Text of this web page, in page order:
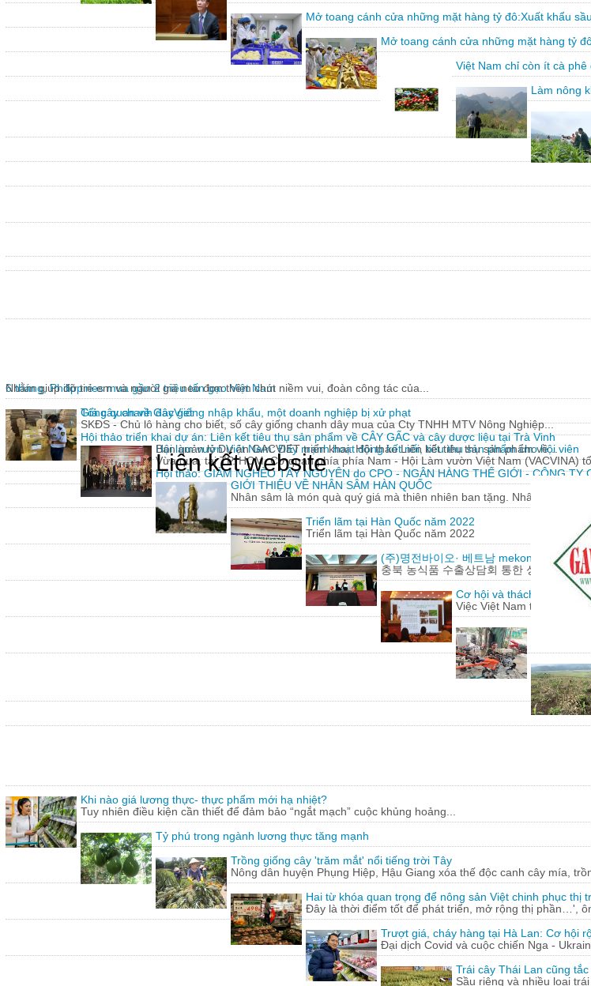
Mở toang cánh cửa những mặt hàng tỷ đô:Xuất khẩu
Mở toang cánh cửa những mặt hàng tỷ
Việt Nam chỉ còn ít cà phê
Làm nông
6 tháng, Philippines mua gần 2 triệu tấn gạo Việt Nam
Giả cây chanh dây giống nhập khẩu, một doanh nghiệp bị xử phạt
SKĐS - Chủ lô hàng cho biết, số cây giống chanh dây mua của Cty TNHH MTV Nông Nghiệp...
Hội làm vườn Việt Nam: Đẩy mạnh hoạt động kết nối, tiêu thụ sản phẩm cho hội viên
Vừa qua, tại TP. HCM, Cơ quan phía phía Nam - Hội Làm vườn Việt Nam (VACVINA)
GIỚI THIỆU VỀ NHÂN SÂM HÀN QUỐC
Nhân sâm là món quà quý giá mà thiên nhiên ban tặng. Nhân sâm có
Triển lãm tại Hàn Quốc năm 2022
Triển lãm tại Hàn Quốc năm 2022
(주)명전바이오· 베트남 mekong herbals
충북 농식품 수출상담회 통한 성과에 감사
Cơ hội và thách thức cho
Việc Việt Nam tham gia
Lão nông
Từ những
Khi nào giá lương thực- thực phẩm mới hạ nhiệt?
Tuy nhiên điều kiện cần thiết để đảm bảo “ngắt mạch” cuộc khủng hoảng...
Tỷ phú trong ngành lương thực tăng mạnh
Trồng giống cây 'trăm mắt' nổi tiếng trời Tây
Nông dân huyện Phụng Hiệp, Hậu Giang xóa thế độc canh cây mía,
Hai từ khóa quan trọng để nông sản Việt chinh phục thị
Đây là thời điểm tốt để phát triển, mở rộng thị phần…',
Trượt giá, cháy hàng tại Hà Lan: Cơ hội
Đại dịch Covid và cuộc chiến Nga -
Trái cây Thái Lan cũng
Sầu riêng và nhiều loại
Nhằm giúp đỡ trẻ em và người già neo đơn thêm chút niềm vui, đoàn công tác của...
Tổng quan về GacViet
Hội thảo triển khai dự án: Liên kết tiêu thụ sản phẩm về CÂY GẤC và cây dược liệu tại Trà Vinh
Ban quản lý Dự án GACVIET triển khai: Hội thảo Liên kết tiêu thụ sản phẩm về...
Hội thảo: GIẢM NGHÈO TÂY NGUYÊN do CPO - NGÂN HÀNG THẾ GIỚI - CÔNG
Liên kết website